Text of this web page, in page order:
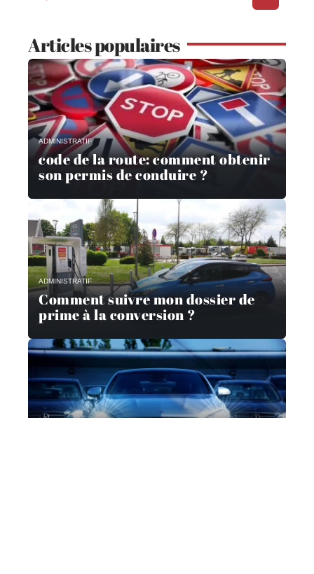
Articles populaires
ADMINISTRATIF
code de la route: comment obtenir
son permis de conduire ?
ADMINISTRATIF
Comment suivre mon dossier de
prime à la conversion ?